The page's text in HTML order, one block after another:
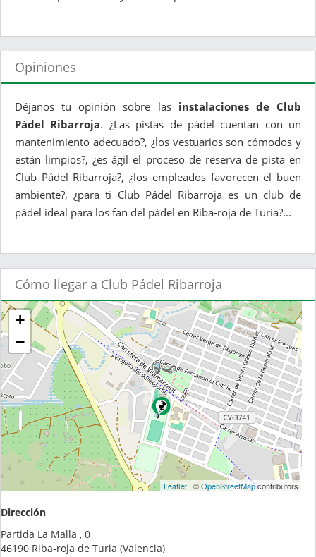
Opiniones
Déjanos tu opinión sobre las instalaciones de Club
Pádel Ribarroja. ¿Las pistas de pádel cuentan con un
mantenimiento adecuado?, ¿los vestuarios son cómodos y
están limpios?, ¿es ágil el proceso de reserva de pista en
Club Pádel Ribarroja?, ¿los empleados favorecen el buen
ambiente?, ¿para ti Club Pádel Ribarroja es un club de
pádel ideal para los fan del pádel en Riba-roja de Turia?...
Cómo llegar a Club Pádel Ribarroja
+
−
Leaflet| ©OpenStreetMapcontributors
Dirección
Partida La Malla , 0
46190 Riba-roja de Turia (Valencia)